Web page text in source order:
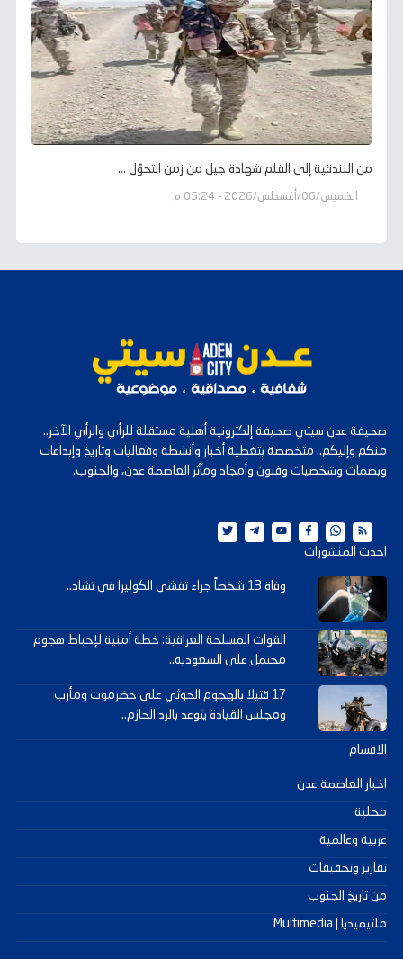
من البندقية إلى القلم شهادة جيل من زمن التحوّل ...
الخميس/06/أغسطس/2026 - 05:24 م
صحيفة عدن سيتي صحيفة إلكترونية أهلية مستقلة للرأي والرأي الآخر..
منكم وإليكم.. متخصصة بتغطية أخبار وأنشطة وفعاليات وتاريخ وإبداعات
وبصمات وشخصيات وفنون وأمجاد ومآثر العاصمة عدن، والجنوب.
احدث المنشورات
وفاة 13 شخصاً جراء تفشي الكوليرا في تشاد..
القوات المسلحة العراقية: خطة أمنية لإحباط هجوم
محتمل على السعودية..
17 قتيلا بالهجوم الحوثي على حضرموت ومأرب
ومجلس القيادة يتوعد بالرد الحازم..
الاقسام
اخبار العاصمة عدن
محلية
عربية وعالمية
تقارير وتحقيقات
من تاريخ الجنوب
ملتيميديا | Multimedia